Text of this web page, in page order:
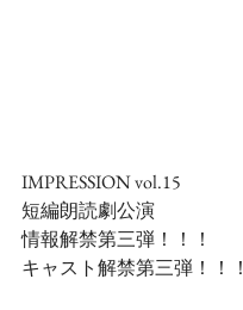
IMPRESSION vol.15
短編朗読劇公演
情報解禁第三弾！！！
キャスト解禁第三弾！！！